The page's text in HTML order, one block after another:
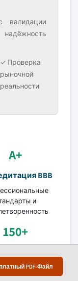
PDF-Файл
валидации
✓ Проверка
рыночной
реальности
A+
BBB
и
150+
чем 10